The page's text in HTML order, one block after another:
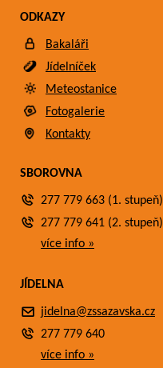
ODKAZY
Bakaláři
Jídelníček
Meteostanice
Fotogalerie
Kontakty
SBOROVNA
277 779 663 (1. stupeň)
277 779 641 (2. stupeň)
více info »
JÍDELNA
jidelna@zssazavska.cz
277 779 640
více info »